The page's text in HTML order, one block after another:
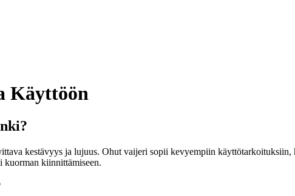
Käyttöön
kestävyys ja lujuus. Ohut vaijeri sopii kevyempiin
kuorman kiinnittämiseen.